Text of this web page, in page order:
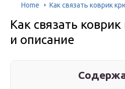
Home Как связать коврик
Как связать
и описание